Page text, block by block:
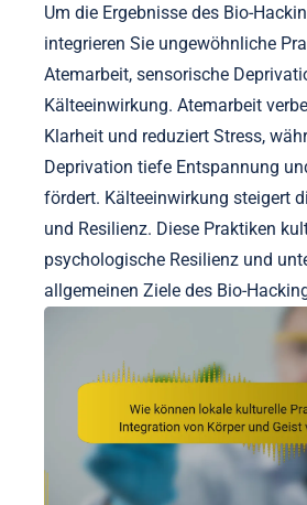
Um die Ergebnisse des Bio-
integrieren Sie ungewöhnliche
Atemarbeit, sensorische
Kälteeinwirkung. Atemarbeit
Klarheit und reduziert Stress,
Deprivation tiefe Entspannung
fördert. Kälteeinwirkung steigert
und Resilienz. Diese Praktiken
psychologische Resilienz und
allgemeinen Ziele des Bio-